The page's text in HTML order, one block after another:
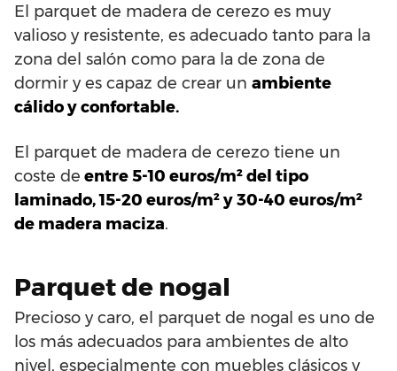
El parquet de madera de cerezo es muy
valioso y resistente, es adecuado tanto para la
zona del salón como para la de zona de
dormir y es capaz de crear un ambiente
cálido y confortable.
El parquet de madera de cerezo tiene un
coste de entre 5-10 euros/m² del tipo
laminado, 15-20 euros/m² y 30-40 euros/m²
de madera maciza.
Parquet de nogal
Precioso y caro, el parquet de nogal es uno de
los más adecuados para ambientes de alto
nivel, especialmente con muebles clásicos y